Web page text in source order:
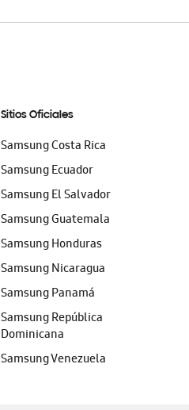
Sitios Oficiales
Samsung Costa Rica
Samsung Ecuador
Samsung El Salvador
Samsung Guatemala
Samsung Honduras
Samsung Nicaragua
Samsung Panamá
Samsung República
Dominicana
Samsung Venezuela